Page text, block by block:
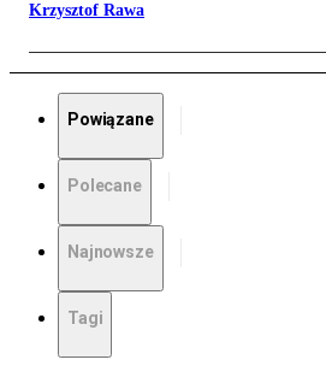
Krzysztof Rawa
Powiązane
Polecane
Najnowsze
Tagi